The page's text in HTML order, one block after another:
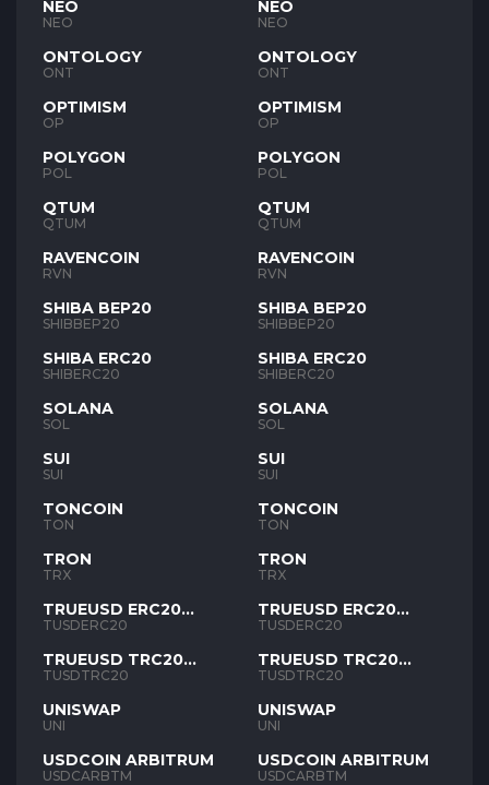
NEO
NEO
ONTOLOGY
ONT
OPTIMISM
OP
POLYGON
POL
QTUM
QTUM
RAVENCOIN
RVN
SHIBA BEP20
SHIBBEP20
SHIBA ERC20
SHIBERC20
SOLANA
SOL
SUI
SUI
TONCOIN
TON
TRON
TRX
TRUEUSD ERC20
TUSD
TUSDERC20
TRUEUSD TRC20
TUSD
TUSDTRC20
UNISWAP
UNI
USDCOIN ARBITRUM
USDCARBTM
NEO
NEO
ONTOLOGY
ONT
OPTIMISM
OP
POLYGON
POL
QTUM
QTUM
RAVENCOIN
RVN
SHIBA BEP20
SHIBBEP20
SHIBA ERC20
SHIBERC20
SOLANA
SOL
SUI
SUI
TONCOIN
TON
TRON
TRX
TRUEUSD ERC20
TUSD
TUSDERC20
TRUEUSD TRC20
TUSD
TUSDTRC20
UNISWAP
UNI
USDCOIN ARBITRUM
USDCARBTM